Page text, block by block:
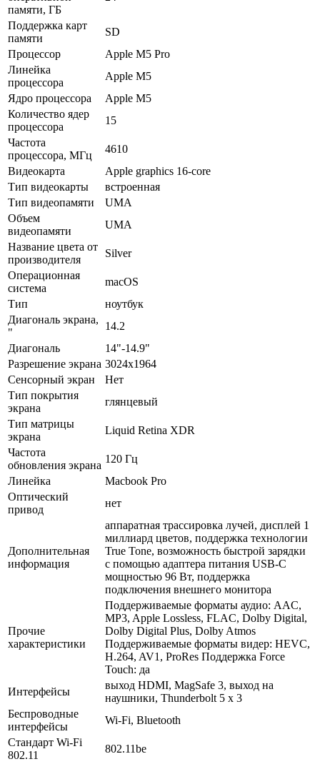
памяти, ГБ
Поддержка карт
памяти
SD
Процессор
Apple M5 Pro
Линейка
процессора
Apple M5
Ядро процессора
Apple M5
Количество ядер
процессора
15
Частота
процессора, МГц
4610
Видеокарта
Apple graphics 16-core
Тип видеокарты
встроенная
Тип видеопамяти
UMA
Объем
видеопамяти
UMA
Название цвета от
производителя
Silver
Операционная
система
macOS
Тип
ноутбук
Диагональ экрана,
"
14.2
Диагональ
14"-14.9"
Разрешение экрана 3024x1964
Сенсорный экран
Нет
Тип покрытия
экрана
глянцевый
Тип матрицы
экрана
Liquid Retina XDR
Частота
обновления экрана
120 Гц
Линейка
Macbook Pro
Оптический
привод
нет
Дополнительная
информация
аппаратная трассировка лучей, дисплей 1
миллиард цветов, поддержка технологии
True Tone, возможность быстрой зарядки
с помощью адаптера питания USB-C
мощностью 96 Вт, поддержка
подключения внешнего монитора
Прочие
характеристики
Поддерживаемые форматы аудио: AAC,
MP3, Apple Lossless, FLAC, Dolby Digital,
Dolby Digital Plus, Dolby Atmos
Поддерживаемые форматы видер: HEVC,
H.264, AV1, ProRes Поддержка Force
Touch: да
Интерфейсы
выход HDMI, MagSafe 3, выход на
наушники, Thunderbolt 5 x 3
Беспроводные
интерфейсы
Wi-Fi, Bluetooth
Стандарт Wi-Fi
802.11
802.11be